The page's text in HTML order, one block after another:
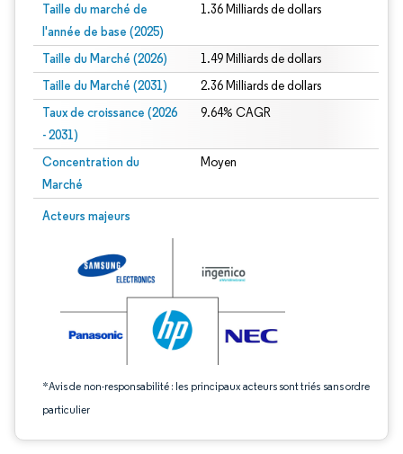
Taille du marché de
l'année de base (2025)
1.36 Milliards de dollars
Taille du Marché (2026) 1.49 Milliards de dollars
Taille du Marché (2031) 2.36 Milliards de dollars
Taux de croissance (2026
- 2031)
9.64% CAGR
Concentration du
Marché
Moyen
Acteurs majeurs
*Avis de non-responsabilité : les principaux acteurs sont triés sans ordre
particulier
Image © Mordor Intelligence. La réutilisation nécessite une attribution sous CC